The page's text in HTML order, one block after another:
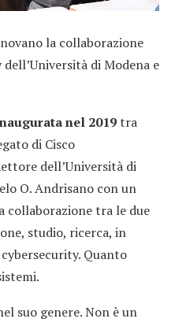
la collaborazione
di Modena e
nel 2019tra
di Cisco
dell’Università di
O. Andrisano con un
collaborazione tra le due
studio, ricerca, in
Quanto
suo genere. Non è un